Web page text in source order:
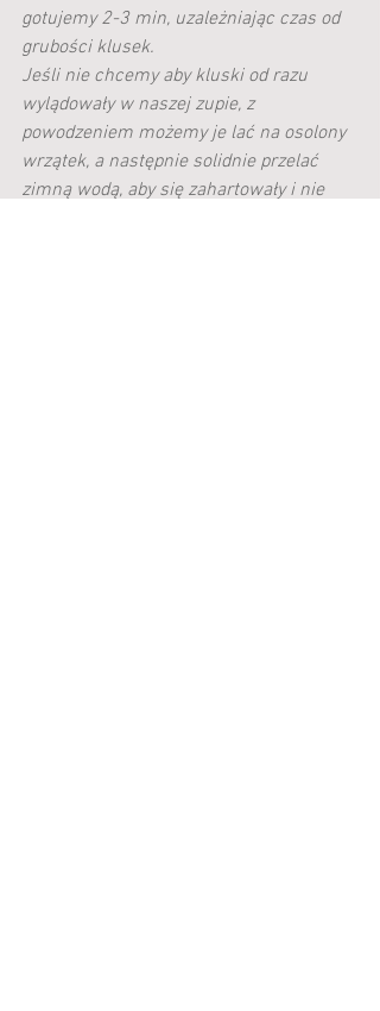
gotujemy 2-3 min, uzależniając czas od
grubości klusek.
Jeśli nie chcemy aby kluski od razu
wylądowały w naszej zupie, z
powodzeniem możemy je lać na osolony
wrzątek, a następnie solidnie przelać
zimną wodą, aby się zahartowały i nie